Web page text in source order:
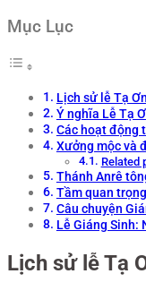
Mục Lục
Lịch sử lễ Tạ Ơn
Ý nghĩa Lễ Tạ
Các hoạt động
Xưởng mộc và
Related
Thánh Anrê
Tầm quan
Câu chuyện
Lễ Giáng Sinh:
Lịch sử lễ Tạ